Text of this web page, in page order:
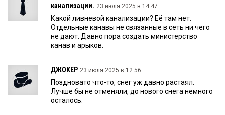
канализации. 23 июля 2025 в 14:47:
Какой ливневой канализации? Её там нет.
Отдельные канавы не связанные в сеть ни чего
не дают. Давно пора создать министерство
канав и арыков.
ДЖОКЕР 23 июля 2025 в 12:56:
Поздновато что-то, снег уж давно растаял.
Лучше бы не отменяли, до нового снега немного
осталось.